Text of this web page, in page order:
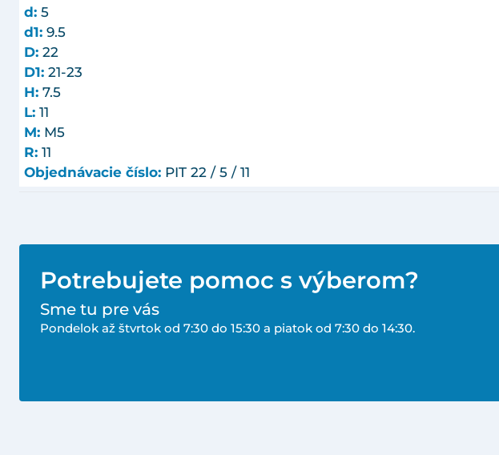
d: 5
d1: 9.5
D: 22
D1: 21-23
H: 7.5
L: 11
M: M5
R: 11
Objednávacie číslo: PIT 22 / 5 / 11
Potrebujete pomoc s výberom?
Sme tu pre vás
Pondelok až štvrtok od 7:30 do 15:30 a piatok od 7:30 do 14:30.